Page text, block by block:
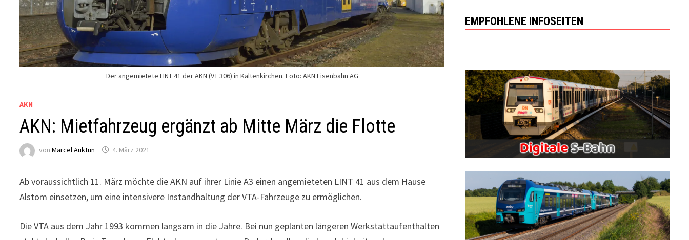
Der angemietete LINT 41 der AKN (VT 306) in Kaltenkirchen. Foto: AKN Eisenbahn AG
AKN
AKN: Mietfahrzeug ergänzt ab Mitte März die Flotte
vonMarcel Auktun 4. März 2021
Ab voraussichtlich 11. März möchte die AKN auf ihrer Linie A3 einen angemieteten LINT 41 aus dem Hause
Alstom einsetzen, um eine intensivere Instandhaltung der VTA-Fahrzeuge zu ermöglichen.
Die VTA aus dem Jahr 1993 kommen langsam in die Jahre. Bei nun geplanten längeren Werkstattaufenthalten
EMPFOHLENE INFOSEITEN